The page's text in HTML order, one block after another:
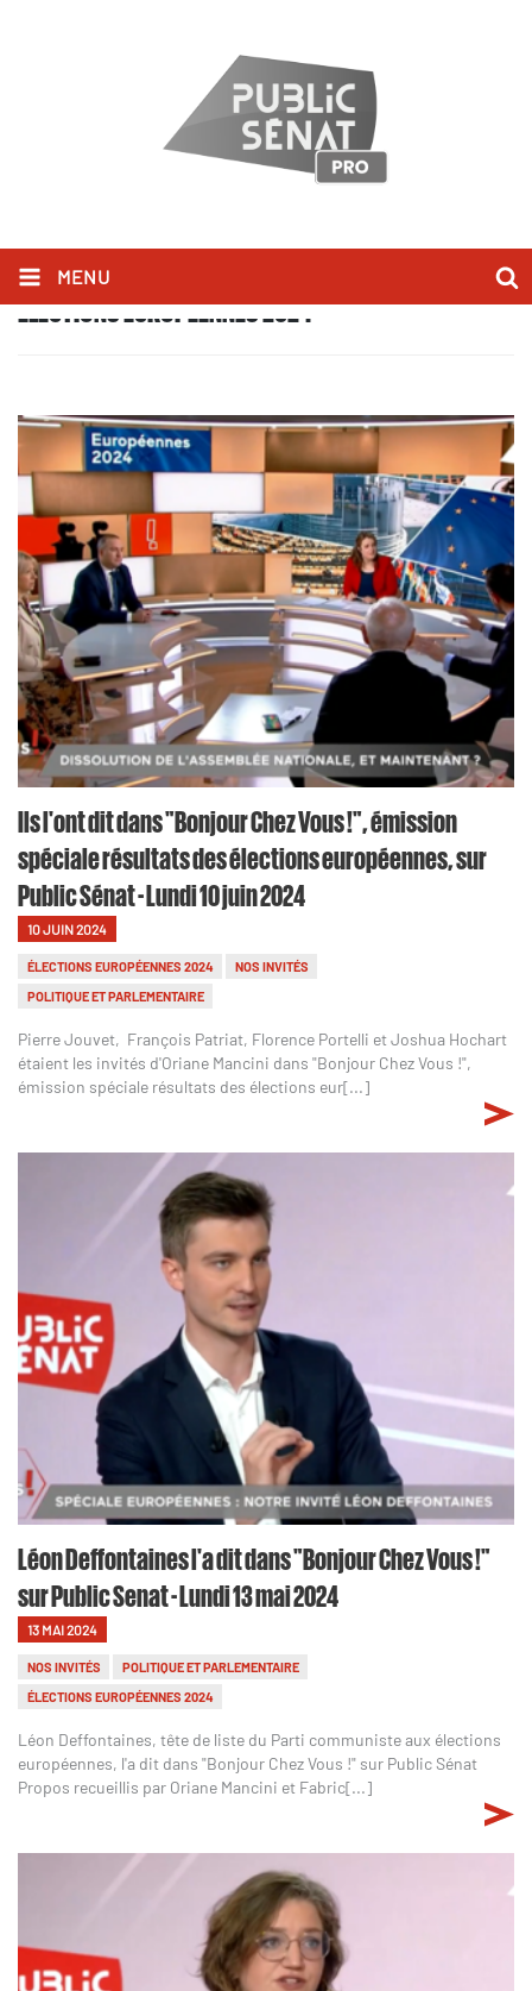
MENU
ÉLECTIONS EUROPÉENNES 2024
Ils l'ont dit dans "Bonjour Chez Vous !", émission
spéciale résultats des élections européennes, sur
Public Sénat - Lundi 10 juin 2024
10 JUIN 2024
ÉLECTIONS EUROPÉENNES 2024
NOS INVITÉS
POLITIQUE ET PARLEMENTAIRE
Pierre Jouvet, François Patriat, Florence Portelli et Joshua Hochart
étaient les invités d'Oriane Mancini dans "Bonjour Chez Vous !",
émission spéciale résultats des élections eur[...]
Léon Deffontaines l'a dit dans "Bonjour Chez Vous !"
sur Public Senat - Lundi 13 mai 2024
13 MAI 2024
NOS INVITÉS
POLITIQUE ET PARLEMENTAIRE
ÉLECTIONS EUROPÉENNES 2024
Léon Deffontaines, tête de liste du Parti communiste aux élections
européennes, l'a dit dans "Bonjour Chez Vous !" sur Public Sénat
Propos recueillis par Oriane Mancini et Fabric[...]